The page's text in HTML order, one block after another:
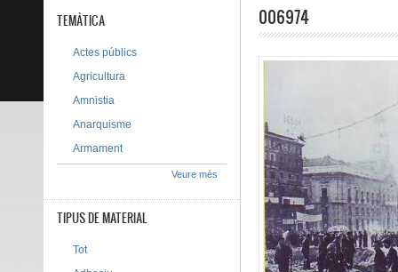
006974
TEMÀTICA
Actes públics
Agricultura
Amnistia
Anarquisme
Armament
Veure més
TIPUS DE MATERIAL
Tot